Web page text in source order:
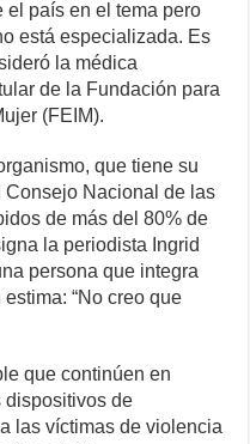
el país en el tema pero
está especializada. Es
la médica
de la Fundación para
(FEIM).
que tiene su
Nacional de las
de más del 80% de
la periodista Ingrid
persona que integra
“No creo que
que continúen en
dispositivos de
las víctimas de violencia